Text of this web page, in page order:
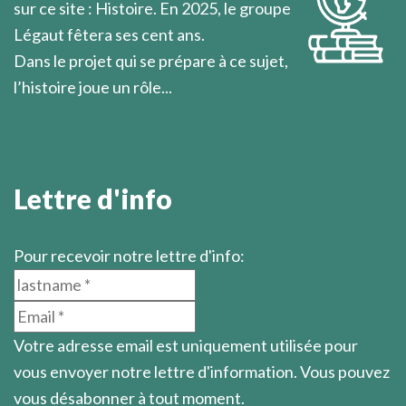
sur ce site : Histoire. En 2025, le groupe
Légaut fêtera ses cent ans.
Dans le projet qui se prépare à ce sujet,
l’histoire joue un rôle...
Lettre d'info
Pour recevoir notre lettre d'info:
Votre adresse email est uniquement utilisée pour
vous envoyer notre lettre d'information. Vous pouvez
vous désabonner à tout moment.